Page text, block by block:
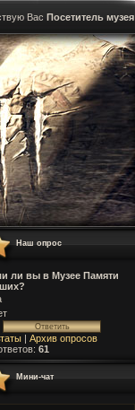
Вас Посетитель музея
Наш опрос
ли вы в Музее Памяти
| Архив опросов
61
Мини-чат